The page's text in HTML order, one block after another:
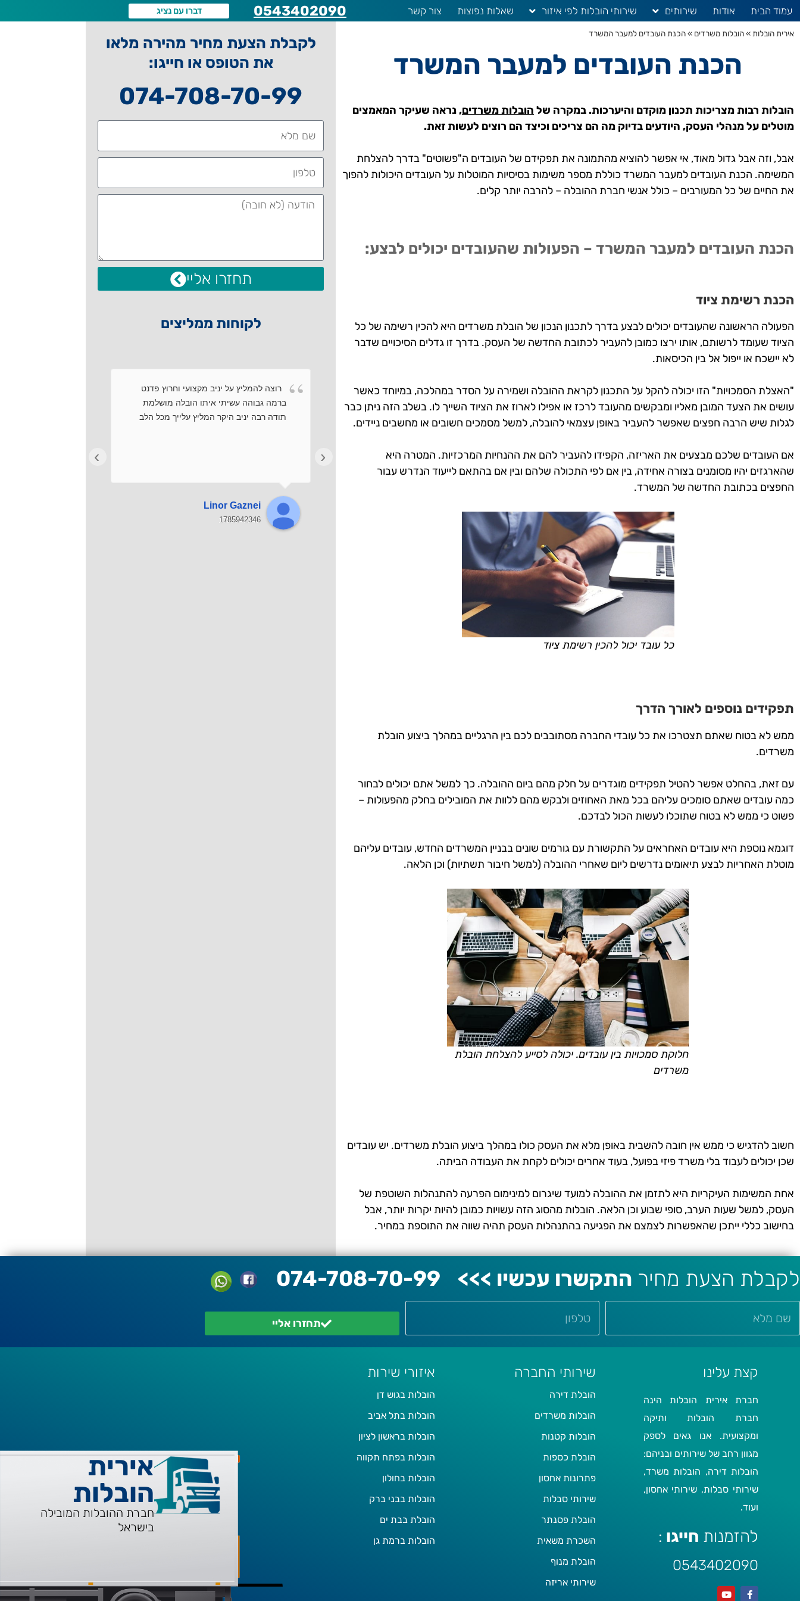
עמוד הבית אודות שירותים שירותי הובלות לפי איזור שאלות נפוצות צור קשר 0543402090 דברו עם נציג
אירית הובלות »הובלות משרדים »הכנת העובדים למעבר המשרד
הכנת העובדים למעבר המשרד
הובלות רבות מצריכות תכנון מוקדם והיערכות. במקרה של הובלות משרדים, נראה שעיקר המאמצים
מוטלים על מנהלי העסק, היודעים בדיוק מה הם צריכים וכיצד הם רוצים לעשות זאת.
אבל, וזה אבל גדול מאוד, אי אפשר להוציא מהתמונה את תפקידם של העובדים ה"פשוטים" בדרך להצלחת
המשימה. הכנת העובדים למעבר המשרד כוללת מספר משימות בסיסיות המוטלות על העובדים היכולות להפוך
את החיים של כל המעורבים – כולל אנשי חברת ההובלה – להרבה יותר קלים.
הכנת העובדים למעבר המשרד – הפעולות שהעובדים יכולים לבצע:
הכנת רשימת ציוד
הפעולה הראשונה שהעובדים יכולים לבצע בדרך לתכנון הנכון של הובלת משרדים היא להכין רשימה של כל
הציוד שעומד לרשותם, אותו ירצו כמובן להעביר לכתובת החדשה של העסק. בדרך זו גדלים הסיכויים שדבר
לא יישכח או ייפול אל בין הכיסאות.
"האצלת הסמכויות" הזו יכולה להקל על התכנון לקראת ההובלה ושמירה על הסדר במהלכה, במיוחד כאשר
עושים את הצעד המובן מאליו ומבקשים מהעובד לרכז או אפילו לארוז את הציוד השייך לו. בשלב הזה ניתן כבר
לגלות שיש הרבה חפצים שאפשר להעביר באופן עצמאי להובלה, למשל מסמכים חשובים או מחשבים ניידים.
אם העובדים שלכם מבצעים את האריזה, הקפידו להעביר להם את ההנחיות המרכזיות. המטרה היא
שהארגזים יהיו מסומנים בצורה אחידה, בין אם לפי התכולה שלהם ובין אם בהתאם לייעוד הנדרש עבור
החפצים בכתובת החדשה של המשרד.
כל עובד יכול להכין רשימת ציוד
תפקידים נוספים לאורך הדרך
ממש לא בטוח שאתם תצטרכו את כל עובדי החברה מסתובבים לכם בין הרגליים במהלך ביצוע הובלת
משרדים.
עם זאת, בהחלט אפשר להטיל תפקידים מוגדרים על חלק מהם ביום ההובלה. כך למשל אתם יכולים לבחור
כמה עובדים שאתם סומכים עליהם בכל מאת האחוזים ולבקש מהם ללוות את המובילים בחלק מהפעולות –
פשוט כי ממש לא בטוח שתוכלו לעשות הכול לבדכם.
דוגמא נוספת היא עובדים האחראים על התקשורת עם גורמים שונים בבניין המשרדים החדש, עובדים עליהם
מוטלת האחריות לבצע תיאומים נדרשים ליום שאחרי ההובלה (למשל חיבור תשתיות) וכן הלאה.
חלוקת סמכויות בין עובדים. יכולה לסייע להצלחת הובלת
משרדים
חשוב להדגיש כי ממש אין חובה להשבית באופן מלא את העסק כולו במהלך ביצוע הובלת משרדים. יש עובדים
שכן יכולים לעבוד בלי משרד פיזי בפועל, בעוד אחרים יכולים לקחת את העבודה הביתה.
אחת המשימות העיקריות היא לתזמן את ההובלה למועד שיגרום למינימום הפרעה להתנהלות השוטפת של
העסק, למשל שעות הערב, סופי שבוע וכן הלאה. הובלות מהסוג הזה עשויות כמובן להיות יקרות יותר, אבל
בחישוב כללי ייתכן שהאפשרות לצמצם את הפגיעה בהתנהלות העסק תהיה שווה את התוספת במחיר.
לקבלת הצעת מחיר מהירה מלאו
את הטופס או חייגו:
074-708-70-99
תחזרו אליי
לקוחות ממליצים
רוצה להמליץ על יניב מקצועי וחרוץ פדנט
ברמה גבוהה עשיתי איתו הובלה מושלמת
תודה רבה יניב היקר המליץ עלייך מכל הלב
Linor Gaznei
1785942346
‹
›
לקבלת הצעת מחיר התקשרו עכשיו >>> 074-708-70-99
תחזרו אליי
קצת עלינו
חברת אירית הובלות הינה
חברת הובלות ותיקה
ומקצועית. אנו גאים לספק
מגוון רחב של שירותים ובניהם:
הובלות דירה, הובלות משרד,
שירותי סבלות, שירותי אחסון,
ועוד.
להזמנות חייגו :
0543402090
שירותי החברה
הובלת דירה
הובלות משרדים
הובלות קטנות
הובלת כספות
פתרונות אחסון
שירותי סבלות
הובלת פסנתר
השכרת משאית
הובלת מנוף
שירותי אריזה
איזורי שירות
הובלות בגוש דן
הובלות בתל אביב
הובלות בראשון לציון
הובלות בפתח תקווה
הובלות בחולון
הובלות בבני ברק
הובלת בבת ים
הובלות ברמת גן
אירית
הובלות
חברת ההובלות המובילה
בישראל